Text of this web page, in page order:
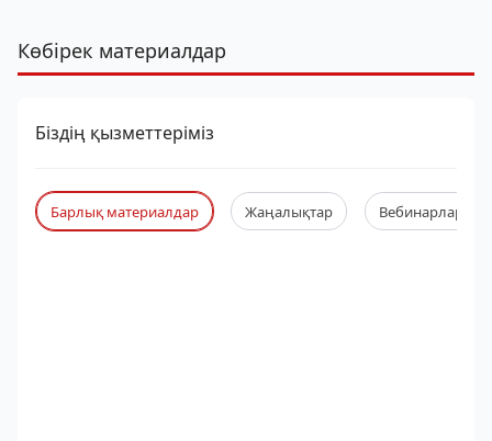
Көбірек материалдар
Біздің қызметтеріміз
Барлық материалдар Жаңалықтар Вебинарлар